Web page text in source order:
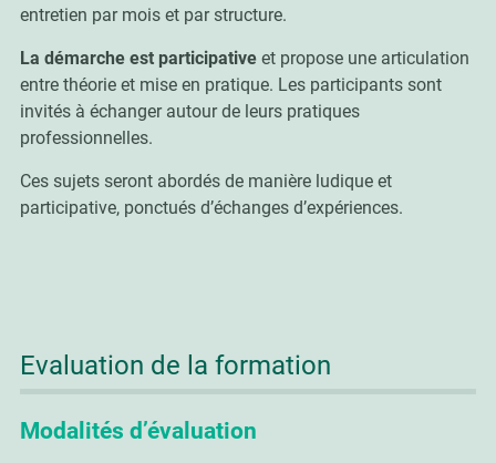
entretien par mois et par structure.
La démarche est participativeet propose une articulation
entre théorie et mise en pratique. Les participants sont
invités à échanger autour de leurs pratiques
professionnelles.
Ces sujets seront abordés de manière ludique et
participative, ponctués d’échanges d’expériences.
Evaluation de la formation
Modalités d’évaluation